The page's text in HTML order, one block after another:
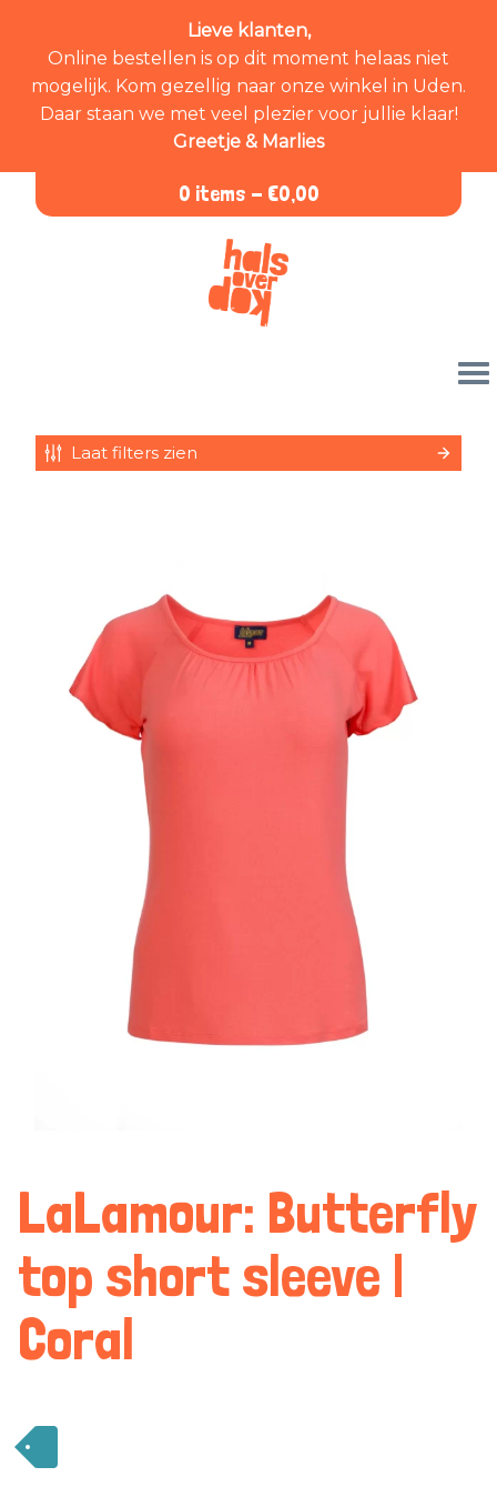
Lieve klanten,
Online bestellen is op dit moment helaas niet
mogelijk. Kom gezellig naar onze winkel in Uden.
Daar staan we met veel plezier voor jullie klaar!
Greetje & Marlies
0 items - €0,00
Laat filters zien
LaLamour: Butterfly
top short sleeve |
Coral